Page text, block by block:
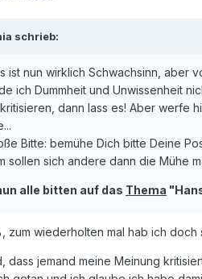
schrieb:
ist nun wirklich Schwachsinn, aber
ich Dummheit und Unwissenheit
dann lass es! Aber werfe
Bitte: bemühe Dich bitte Deine
sollen sich andere dann die Mühe
alle bitten auf das Thema
zum wiederholten mal hab ich
dass jemand meine Meinung